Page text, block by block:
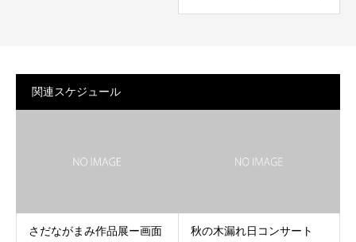
関連スケジュール
さだながまみ作品展ー画面
秋の木漏れ日コンサート